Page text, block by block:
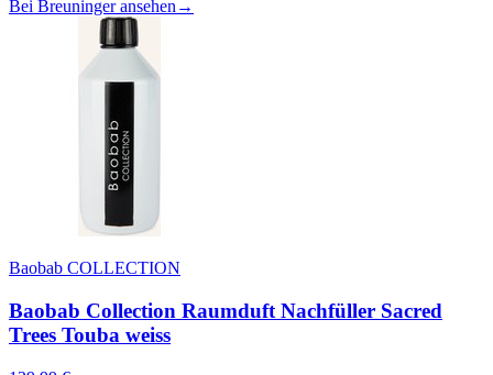
Bei Breuninger ansehen →
Baobab COLLECTION
Baobab Collection Raumduft Nachfüller Sacred
Trees Touba weiss